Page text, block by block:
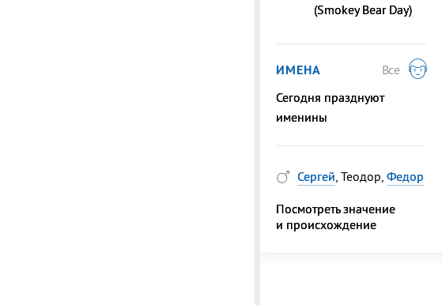
(Smokey Bear Day)
ИМЕНА
Все
Сегодня празднуют
именины
Сергей, Теодор, Федор
Посмотреть значение
и происхождение